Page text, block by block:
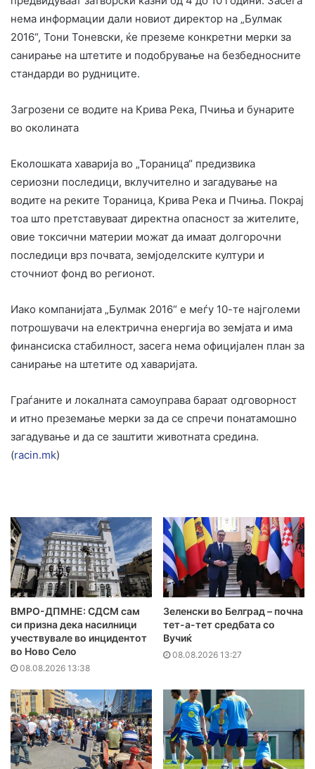
нема информации дали новиот директор на „Булмак
2016“, Тони Тоневски, ќе преземе конкретни мерки за
санирање на штетите и подобрување на безбедносните
стандарди во рудниците.
Загрозени се водите на Крива Река, Пчиња и бунарите
во околината
Еколошката хаварија во „Тораница“ предизвика
сериозни последици, вклучително и загадување на
водите на реките Тораница, Крива Река и Пчиња. Покрај
тоа што претставуваат директна опасност за жителите,
овие токсични материи можат да имаат долгорочни
последици врз почвата, земјоделските култури и
сточниот фонд во регионот.
Иако компанијата „Булмак 2016“ е меѓу 10-те најголеми
потрошувачи на електрична енергија во земјата и има
финансиска стабилност, засега нема официјален план за
санирање на штетите од хаваријата.
Граѓаните и локалната самоуправа бараат одговорност
и итно преземање мерки за да се спречи понатамошно
загадување и да се заштити животната средина.
(racin.mk)
ВМРО-ДПМНЕ: СДСМ сам
си призна дека насилници
учествувале во инцидентот
во Ново Село
08.08.2026 13:38
Зеленски во Белград – почна
тет-а-тет средбата со
Вучиќ
08.08.2026 13:27